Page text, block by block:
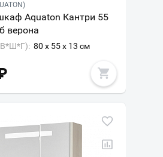
Aquaton Кантри 55
верона
80 x 55 x 13 см